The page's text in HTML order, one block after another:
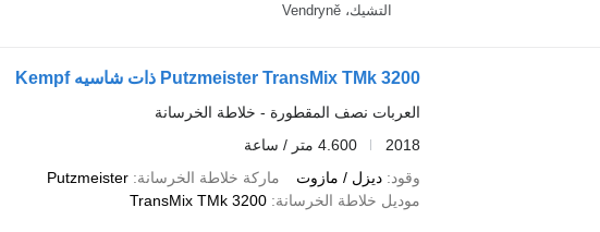
التشيك، Vendryně
Putzmeister TransMix TMk 3200 ذات شاسيه Kempf
العربات نصف المقطورة - خلاطة الخرسانة
2018
4.600 متر / ساعة
وقود
ديزل / مازوت ماركة خلاطة الخرسانة Putzmeister
موديل خلاطة الخرسانة TransMix TMk 3200